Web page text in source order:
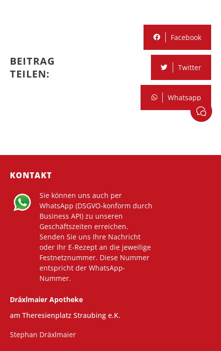
BEITRAG
TEILEN:
Facebook
Twitter
Whatsapp
KONTAKT
Sie können uns auch per
WhatsApp (DSGVO-konform durch
Business API) zu unseren
Geschäftszeiten erreichen.
Senden Sie uns Ihre Nachricht
oder Ihr E-Rezept an die jeweilige
Festnetznummer. Diese Nummer
entspricht der WhatsApp-
Nummer.
Dräxlmaier Apotheke
am Theresienplatz Straubing e.K.
Stephan Dräxlmaier